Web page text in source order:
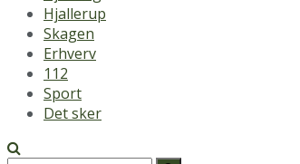
Hjallerup
Skagen
Erhverv
112
Sport
Det sker